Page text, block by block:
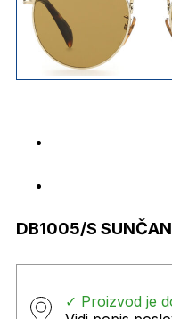
DB1005/S
✓ Proizvod je